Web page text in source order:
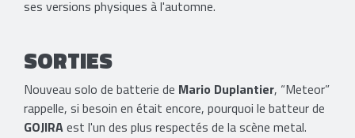
ses versions physiques à l'automne.
SORTIES
Nouveau solo de batterie de Mario Duplantier, “Meteor”
rappelle, si besoin en était encore, pourquoi le batteur de
GOJIRAest l'un des plus respectés de la scène metal.